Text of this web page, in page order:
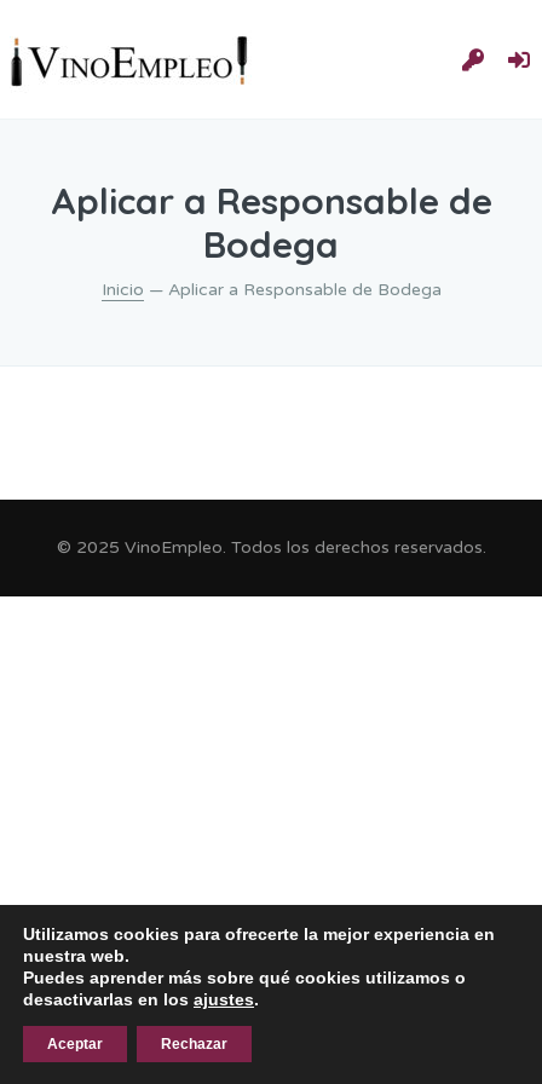
Aplicar a Responsable de
Bodega
Inicio — Aplicar a Responsable de Bodega
© 2025 VinoEmpleo. Todos los derechos reservados.
Utilizamos cookies para ofrecerte la mejor experiencia en
nuestra web.
Puedes aprender más sobre qué cookies utilizamos o
desactivarlas en los ajustes.
Aceptar Rechazar